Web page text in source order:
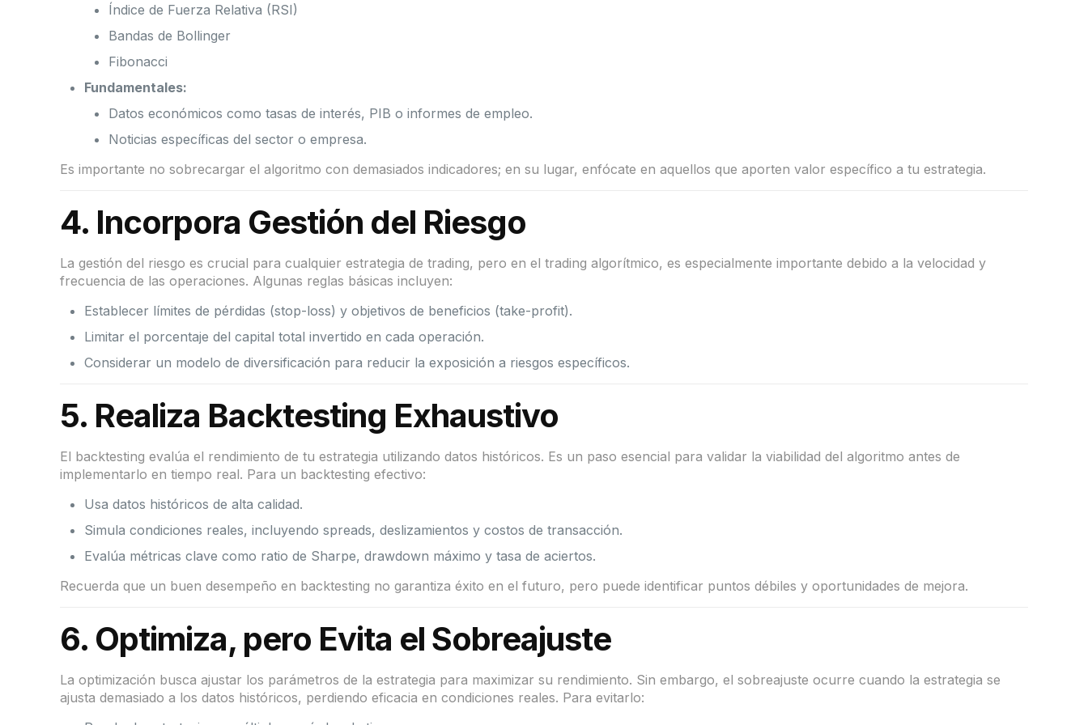
Índice de Fuerza Relativa (RSI)
Bandas de Bollinger
Fibonacci
Fundamentales:
Datos económicos como tasas de interés, PIB o informes de empleo.
Noticias específicas del sector o empresa.
Es importante no sobrecargar el algoritmo con demasiados indicadores; en su lugar, enfócate en aquellos que aporten valor específico a tu estrategia.
4. Incorpora Gestión del Riesgo
La gestión del riesgo es crucial para cualquier estrategia de trading, pero en el trading algorítmico, es especialmente importante debido a la velocidad y
frecuencia de las operaciones. Algunas reglas básicas incluyen:
Establecer límites de pérdidas (stop-loss) y objetivos de beneficios (take-profit).
Limitar el porcentaje del capital total invertido en cada operación.
Considerar un modelo de diversificación para reducir la exposición a riesgos específicos.
5. Realiza Backtesting Exhaustivo
El backtesting evalúa el rendimiento de tu estrategia utilizando datos históricos. Es un paso esencial para validar la viabilidad del algoritmo antes de
implementarlo en tiempo real. Para un backtesting efectivo:
Usa datos históricos de alta calidad.
Simula condiciones reales, incluyendo spreads, deslizamientos y costos de transacción.
Evalúa métricas clave como ratio de Sharpe, drawdown máximo y tasa de aciertos.
Recuerda que un buen desempeño en backtesting no garantiza éxito en el futuro, pero puede identificar puntos débiles y oportunidades de mejora.
6. Optimiza, pero Evita el Sobreajuste
La optimización busca ajustar los parámetros de la estrategia para maximizar su rendimiento. Sin embargo, el sobreajuste ocurre cuando la estrategia se
ajusta demasiado a los datos históricos, perdiendo eficacia en condiciones reales. Para evitarlo: